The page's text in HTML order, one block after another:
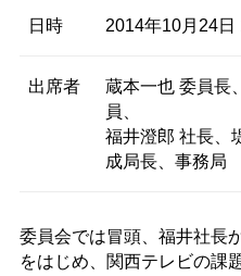
日時 2014年10月24日
出席者
蔵本一也 委員長
員、
福井澄郎 社長、
成局長、事務局
委員会では冒頭、福井社長
をはじめ、関西テレビの課